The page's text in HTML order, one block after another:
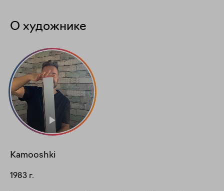
О художнике
Kamooshki
1983 г.